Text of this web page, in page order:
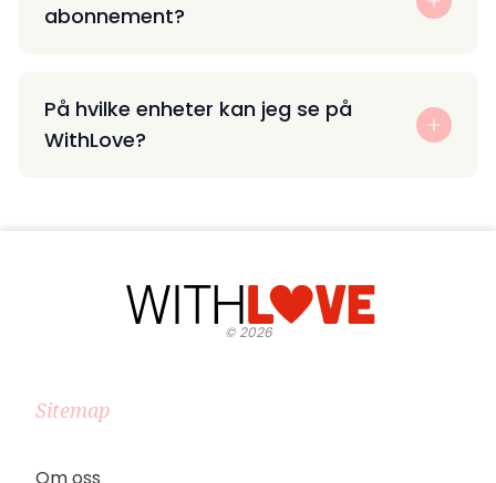
abonnement?
På hvilke enheter kan jeg se på
WithLove?
©2026
Sitemap
Om oss